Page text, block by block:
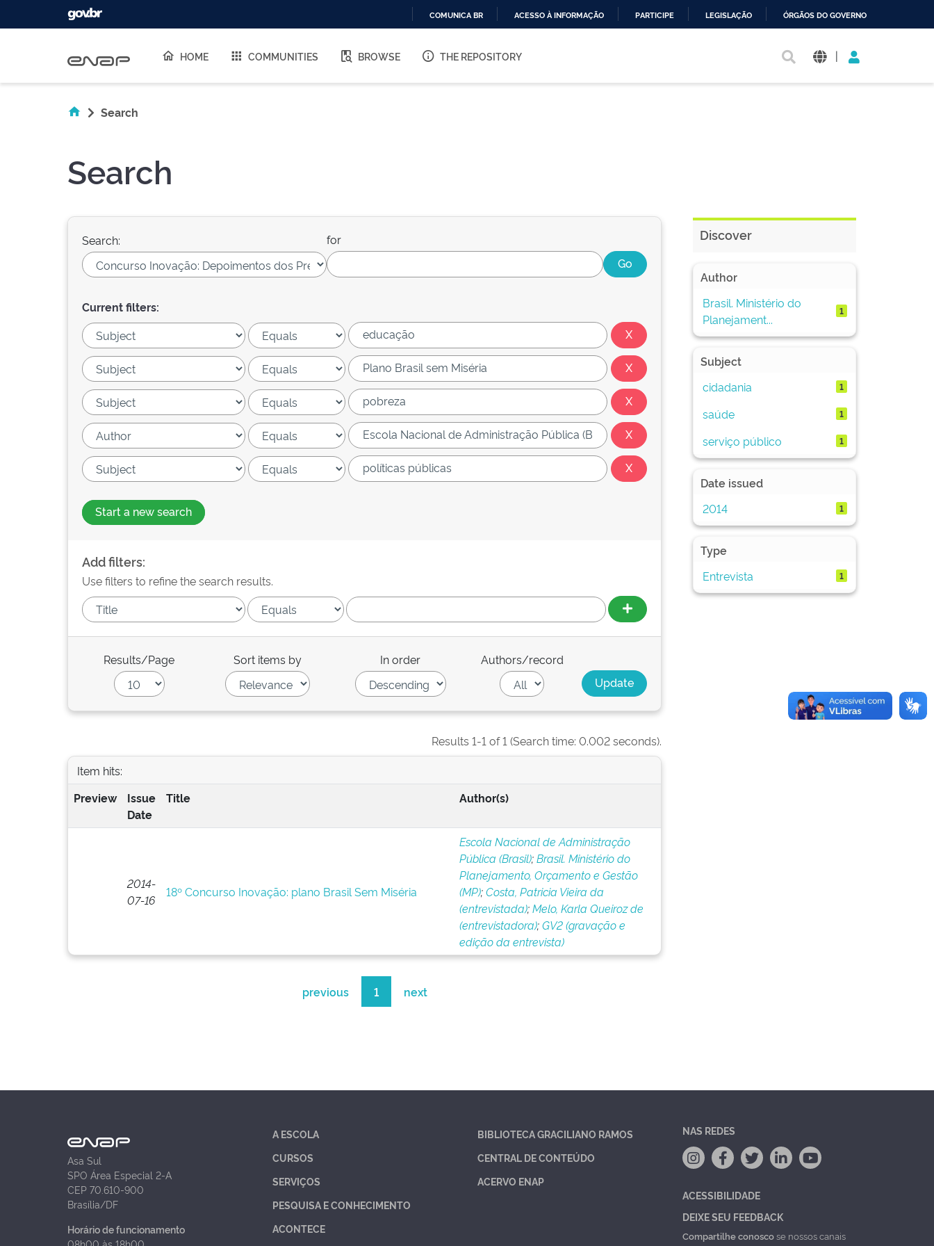
O
COMUNICA BR ACESSO À INFORMAÇÃO PARTICIPE LEGISLAÇÃO ÓRGÃOS DO GOVERNO
HOME COMMUNITIES BROWSE THE REPOSITORY |
Search
Search
Search: for
Current filters:
Start a new search
Add filters:
Use filters to refine the search results.
Results/Page Sort items by In order Authors/record
Results 1-1 of 1 (Search time: 0.002 seconds).
Item hits:
Preview
Issue
Date
Title Author(s)
2014-
07-16
18º Concurso Inovação: plano Brasil Sem Miséria
Escola Nacional de Administração
Pública (Brasil);Brasil. Ministério do
Planejamento, Orçamento e Gestão
(MP);Costa, Patricia Vieira da
(entrevistada);Melo, Karla Queiroz de
(entrevistadora);GV2 (gravação e
edição da entrevista)
previous 1 next
Discover
Author
Brasil. Ministério do
Planejament...
1
Subject
cidadania
1
saúde 1
serviço público 1
Date issued
2014
1
Type
Entrevista
1
Asa Sul
SPO Área Especial 2-A
CEP 70.610-900
Brasília/DF
Horário de funcionamento
A ESCOLA
CURSOS
SERVIÇOS
PESQUISA E CONHECIMENTO
ACONTECE
BIBLIOTECA GRACILIANO RAMOS
CENTRAL DE CONTEÚDO
ACERVO ENAP
NAS REDES
ACESSIBILIDADE
DEIXE SEU FEEDBACK
Compartilhe conoscose nossos canais